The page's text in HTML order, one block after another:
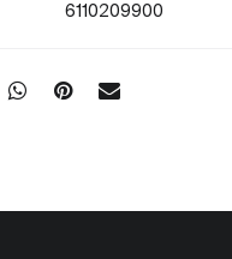
6110209900